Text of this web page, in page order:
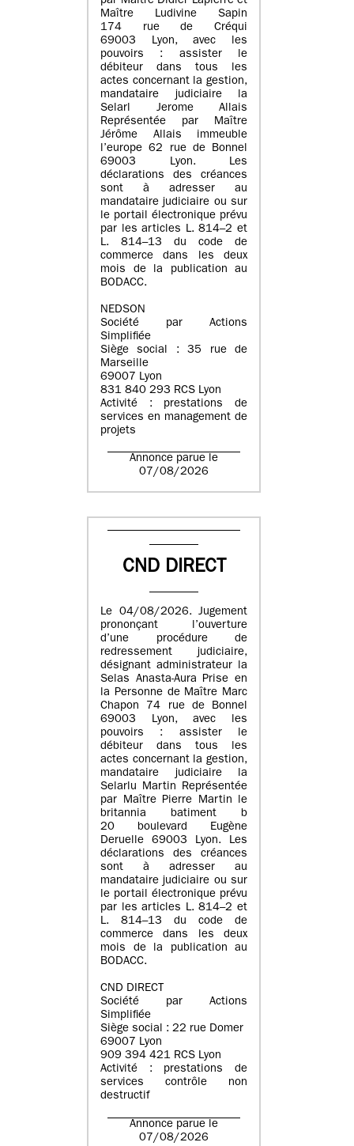
Maître Ludivine Sapin
174 rue de Créqui
69003 Lyon, avec les
pouvoirs : assister le
débiteur dans tous les
actes concernant la gestion,
mandataire judiciaire la
Selarl Jerome Allais
Représentée par Maître
Jérôme Allais immeuble
l’europe 62 rue de Bonnel
69003 Lyon. Les
déclarations des créances
sont à adresser au
mandataire judiciaire ou sur
le portail électronique prévu
par les articles L. 814–2 et
L. 814–13 du code de
commerce dans les deux
mois de la publication au
BODACC.
NEDSON
Société par Actions
Simplifiée
Siège social : 35 rue de
Marseille
69007 Lyon
831 840 293 RCS Lyon
Activité : prestations de
services en management de
projets
Annonce parue le
07/08/2026
CND DIRECT
Le 04/08/2026. Jugement
prononçant l’ouverture
d’une procédure de
redressement judiciaire,
désignant administrateur la
Selas Anasta-Aura Prise en
la Personne de Maître Marc
Chapon 74 rue de Bonnel
69003 Lyon, avec les
pouvoirs : assister le
débiteur dans tous les
actes concernant la gestion,
mandataire judiciaire la
Selarlu Martin Représentée
par Maître Pierre Martin le
britannia batiment b
20 boulevard Eugène
Deruelle 69003 Lyon. Les
déclarations des créances
sont à adresser au
mandataire judiciaire ou sur
le portail électronique prévu
par les articles L. 814–2 et
L. 814–13 du code de
commerce dans les deux
mois de la publication au
BODACC.
CND DIRECT
Société par Actions
Simplifiée
Siège social : 22 rue Domer
69007 Lyon
909 394 421 RCS Lyon
Activité : prestations de
services contrôle non
destructif
Annonce parue le
07/08/2026